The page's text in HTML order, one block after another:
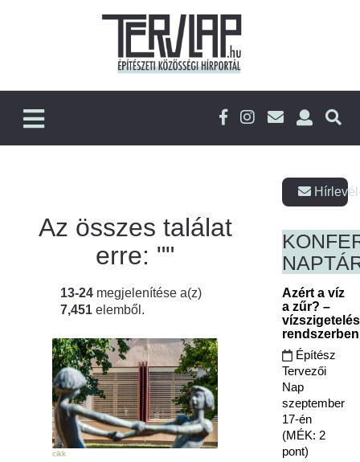
Az összes találat
erre: ""
13-24 megjelenítése a(z)
7,451 elemből.
cikk
Azért a víz
a zűr? –
Építész
Tervezői
Nap
szeptember
17-én
(MÉK: 2
pont)